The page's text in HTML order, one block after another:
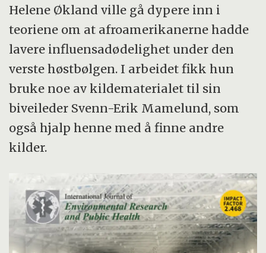
Helene Økland ville gå dypere inn i
teoriene om at afroamerikanerne hadde
lavere influensadødelighet under den
verste høstbølgen. I arbeidet fikk hun
bruke noe av kildematerialet til sin
biveileder Svenn-Erik Mamelund, som
også hjalp henne med å finne andre
kilder.